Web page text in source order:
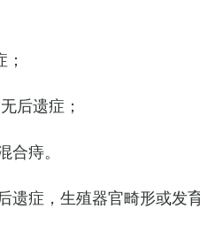
后遗症；
痔。
遗症，生殖器官畸形或发